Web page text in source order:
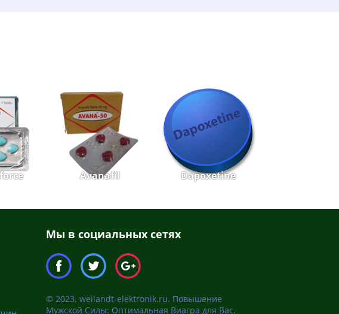
Avanafil Dapoxetine
Мы в социальных сетях
© 2023. weilandt-elektronik.ru. Повышение
Мужской Силы: Оптимальная Виагра для Вас.